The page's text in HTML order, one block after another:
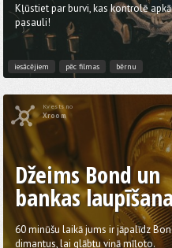
Kļūstiet par burvi, kas kontrolē
pasauli!
iesācējiem pēc filmas bērnu
Kvests no
Xroom
Džeims Bond un
bankas
60 minūšu laikā jums ir jāpalīdz
dimantus, lai glābtu viņā mīļoto.